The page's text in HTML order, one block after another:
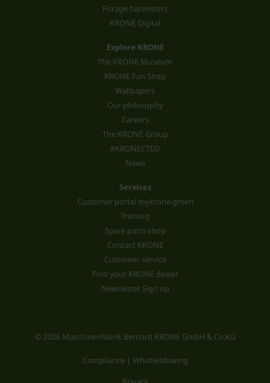
Forage harvesters
KRONE Digital
Explore KRONE
The KRONE Museum
KRONE Fan Shop
Wallpapers
Our philosophy
Careers
The KRONE Group
#KRONECTED
News
Services
Customer portal mykrone.green
Training
Spare parts shop
Contact KRONE
Customer service
Find your KRONE dealer
Newsletter Sign up
© 2026 Maschinenfabrik Bernard KRONE GmbH & Co.KG
Compliance | Whistleblowing